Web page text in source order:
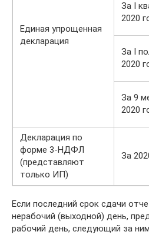
Единая упрощенная
декларация
За I
2020
За I
2020
За 9
2020
Декларация по
форме 3-НДФЛ
(представляют
только ИП)
За
Если последний срок сдачи
нерабочий (выходной) день,
рабочий день, следующий за